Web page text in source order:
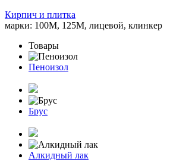
Кирпич и плитка
марки: 100М, 125М, лицевой, клинкер
Товары
Пеноизол
Брус
Алкидный лак